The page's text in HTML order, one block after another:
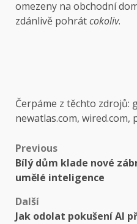
omezeny na obchodní
zdánlivě pohrátcokoliv.
Čerpáme z těchto zdrojů:
newatlas.com, wired.com,
Post
navigation
Previous
Bílý dům klade nové
umělé inteligence
Další
Jak odolat pokušení AI